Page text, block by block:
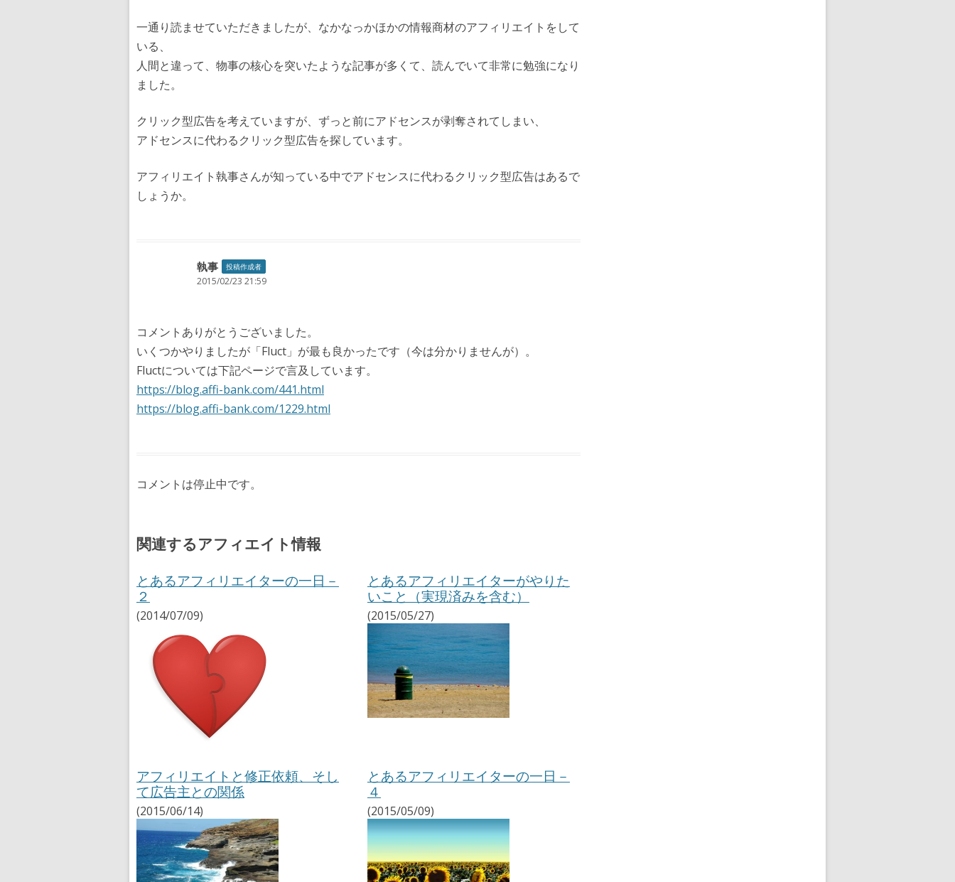
一通り読ませていただきましたが、なかなっかほかの情報商材のアフィリエイトをして
いる、
人間と違って、物事の核心を突いたような記事が多くて、読んでいて非常に勉強になり
ました。
クリック型広告を考えていますが、ずっと前にアドセンスが剥奪されてしまい、
アドセンスに代わるクリック型広告を探しています。
アフィリエイト執事さんが知っている中でアドセンスに代わるクリック型広告はあるで
しょうか。
執事 投稿作成者
2015/02/23 21:59
コメントありがとうございました。
いくつかやりましたが「Fluct」が最も良かったです（今は分かりませんが）。
Fluctについては下記ページで言及しています。
https://blog.affi-bank.com/441.html
https://blog.affi-bank.com/1229.html
コメントは停止中です。
関連するアフィエイト情報
とあるアフィリエイターの一日－
２
(2014/07/09)
とあるアフィリエイターがやりた
いこと（実現済みを含む）
(2015/05/27)
アフィリエイトと修正依頼、そし
て広告主との関係
(2015/06/14)
とあるアフィリエイターの一日－
４
(2015/05/09)